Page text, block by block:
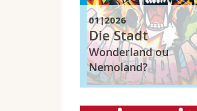
01|2026
Die Stadt
Wonderland ou
Nemoland?